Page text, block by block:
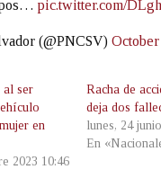
pic.twitter.com/
(@PNCSV)
al ser
en
2023 10:46
Racha de
deja dos
lunes, 24
En